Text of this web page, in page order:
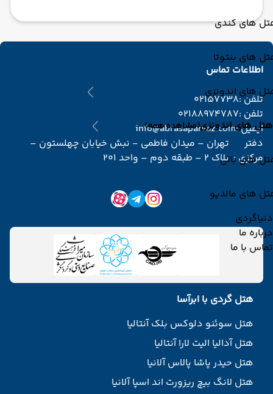
های کندی
های بنتوتا
های اندونزی
هتل های اندونزی(مشاهده همه)
های بالی
های مالدیو
دنیاگردی
درباره ما
تماس با ما
اطلاعات تماس
تلفن :02157738
تلفن :02188974787
ایمیل :info@abrasaparvaz.com
دفتر
مرکزی :
تهران – میدان فاطمی - نبش خیابان چهلستون –
پلاک 2 – طبقه دوم – واحد 201
هتل گردی با ابرآسا
هتل سوئنو دلوکس بلک آنتالیا
هتل آدالیا الیت لارا آنتالیا
هتل حیدر پاشا پالاس آلانیا
هتل لانگ بیچ ریزورت اند اسپا آلانیا